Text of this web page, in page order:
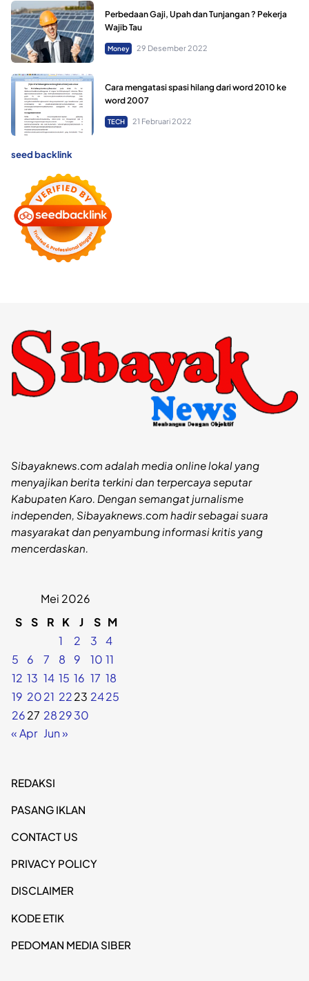
Perbedaan Gaji, Upah dan Tunjangan ? Pekerja
Wajib Tau
Money 29 Desember 2022
Cara mengatasi spasi hilang dari word 2010 ke
word 2007
TECH 21 Februari 2022
seed backlink
Sibayaknews.com adalah media online lokal yang
menyajikan berita terkini dan terpercaya seputar
Kabupaten Karo. Dengan semangat jurnalisme
independen, Sibayaknews.com hadir sebagai suara
masyarakat dan penyambung informasi kritis yang
mencerdaskan.
Mei 2026
S
S R K J S M
1
2 3
4
5
6 7 8 9 10 11
12 13 14 15 16 17 18
19 2021 2223 2425
2627 282930
« Apr Jun »
REDAKSI
PASANG IKLAN
CONTACT US
PRIVACY POLICY
DISCLAIMER
KODE ETIK
PEDOMAN MEDIA SIBER